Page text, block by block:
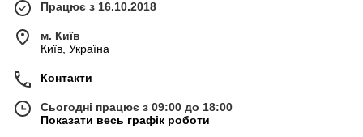
Працює з 16.10.2018
м. Київ
Київ, Україна
Контакти
Сьогодні працює з 09:00 до 18:00
Показати весь графік роботи